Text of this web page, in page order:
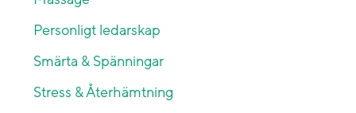
Personligt ledarskap
Smärta & Spänningar
Stress & Återhämtning